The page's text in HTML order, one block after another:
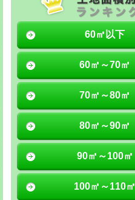
60㎡以下
60㎡～70㎡
70㎡～80㎡
80㎡～90㎡
90㎡～100㎡
100㎡～110㎡